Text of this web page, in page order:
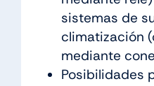
sistemas de
climatización
mediante
Posibilidades